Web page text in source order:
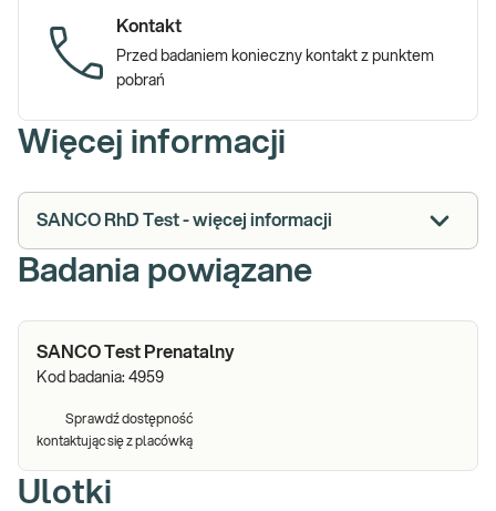
Kontakt
Przed badaniem konieczny kontakt z punktem
pobrań
Więcej informacji
SANCO RhD Test - więcej informacji
Badania powiązane
SANCO Test Prenatalny
Kod badania: 4959
Sprawdź dostępność
kontaktując się z placówką
Ulotki